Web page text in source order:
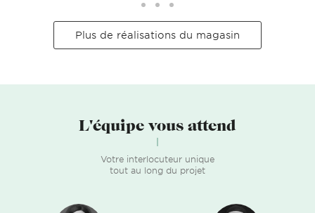
Plus de réalisations du magasin
L'équipe vous attend
Votre interlocuteur unique
tout au long du projet